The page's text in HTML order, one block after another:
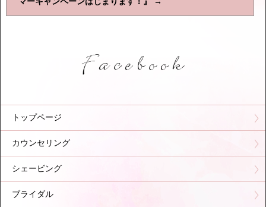
トップページ
カウンセリング
シェービング
ブライダル